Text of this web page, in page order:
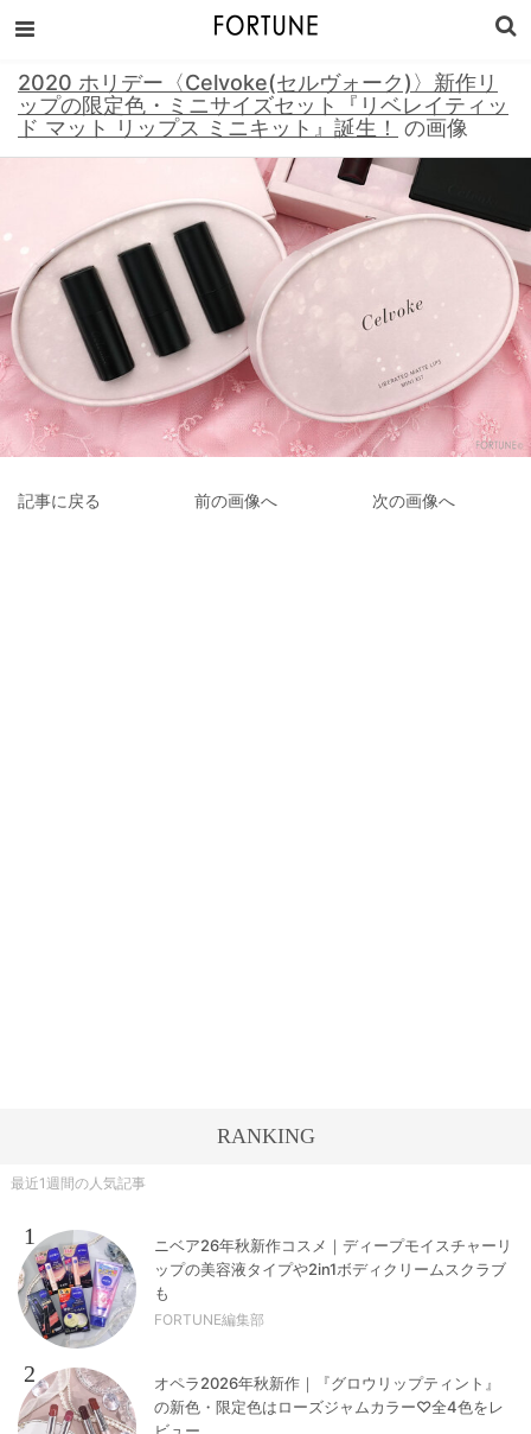
2020 ホリデー〈Celvoke(セルヴォーク)〉新作リ
ップの限定色・ミニサイズセット『リベレイティッ
ド マット リップス ミニキット』誕生！
の画像
記事に戻る 前の画像へ 次の画像へ
RANKING
最近1週間の人気記事
1
ニベア26年秋新作コスメ｜ディープモイスチャーリ
ップの美容液タイプや2in1ボディクリームスクラブ
も
FORTUNE編集部
2
オペラ2026年秋新作｜『グロウリップティント』
の新色・限定色はローズジャムカラー♡全4色をレ